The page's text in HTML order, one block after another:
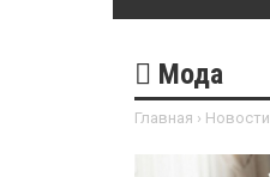
Мода
Главная › Новости